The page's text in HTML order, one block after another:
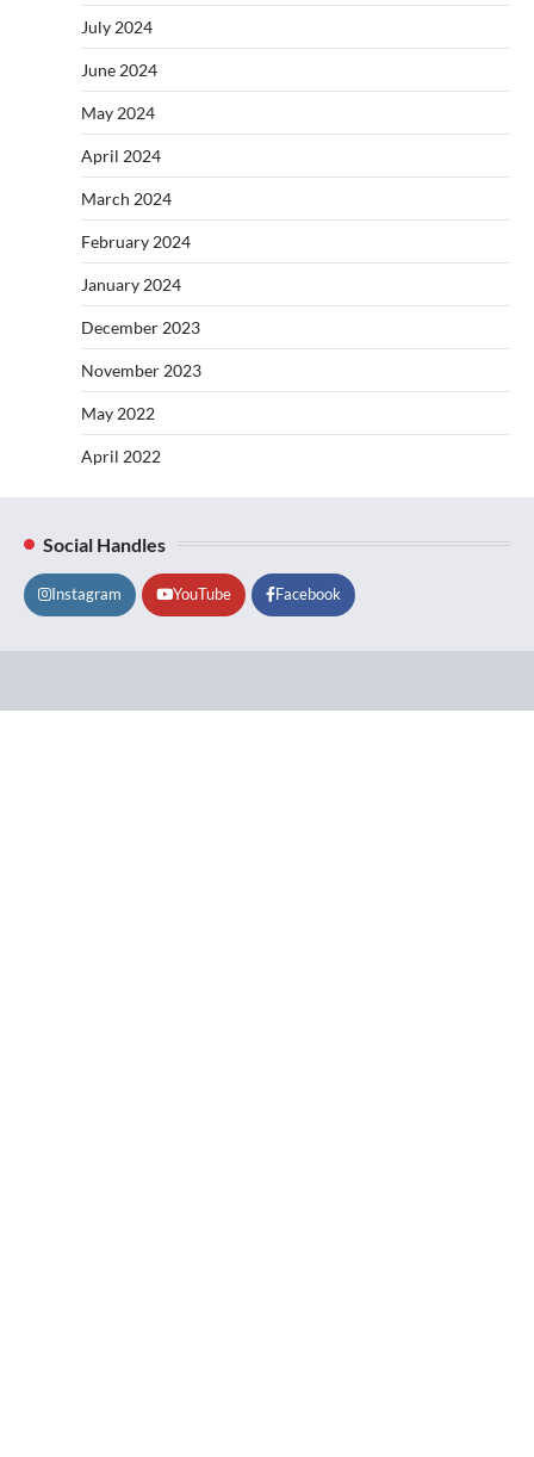
July 2024
June 2024
May 2024
April 2024
March 2024
February 2024
January 2024
December 2023
November 2023
May 2022
April 2022
Social Handles
Instagram YouTube Facebook